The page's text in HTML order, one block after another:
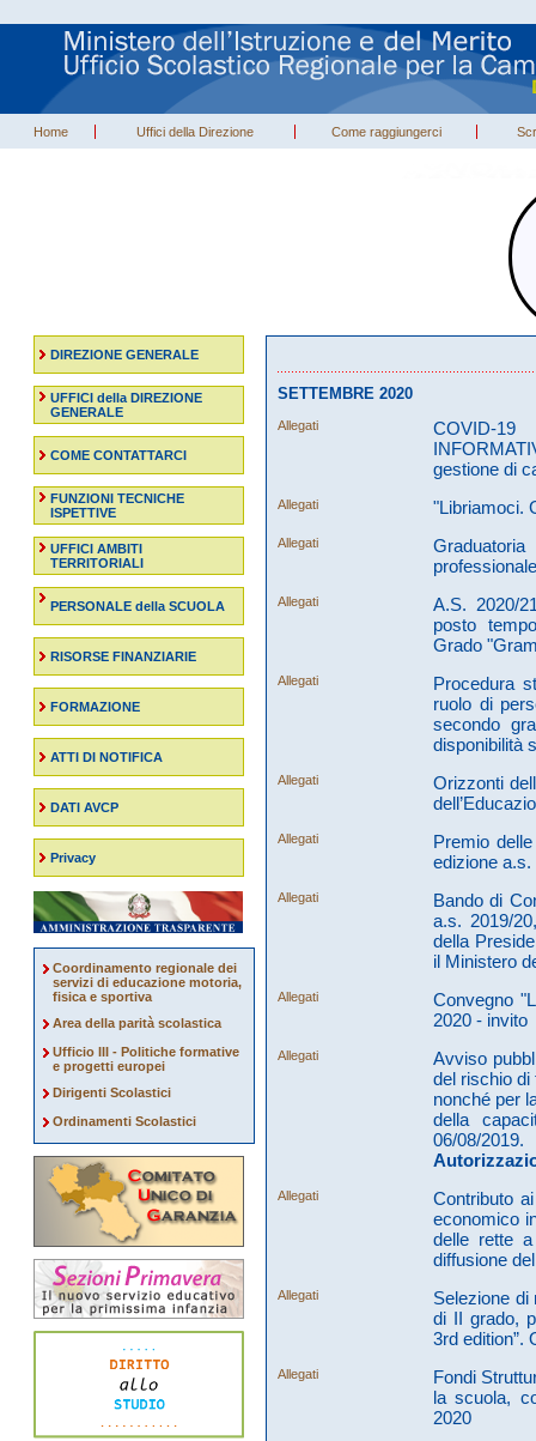
Home Uffici della Direzione Come raggiungerci
DIREZIONE GENERALE
UFFICI della DIREZIONE
GENERALE
COME CONTATTARCI
FUNZIONI TECNICHE
ISPETTIVE
UFFICI AMBITI
TERRITORIALI
PERSONALE della SCUOLA
RISORSE FINANZIARIE
FORMAZIONE
ATTI DI NOTIFICA
DATI AVCP
Privacy
Coordinamento regionale dei
servizi di educazione motoria,
fisica e sportiva
Area della parità scolastica
Ufficio III - Politiche formative
e progetti europei
Dirigenti Scolastici
Ordinamenti Scolastici
SETTEMBRE 2020
Allegati
COVID-
gestione di
Allegati "Libriamoci.
Allegati
Allegati
A.S. 2020/
posto
Grado
Allegati
Procedura
ruolo di
secondo
disponibilità
Allegati
Orizzonti
Allegati
Premio
edizione a.s.
Allegati
Bando di
a.s. 2019/
della
il Ministero
Allegati
Convegno
2020 - invito
Allegati
Avviso
del rischio di
nonché per
della
06/08/2019.
Allegati
Contributo
economico
delle rette
diffusione
Allegati
Selezione di
di II grado,
3rd edition”.
Allegati
Fondi
la scuola,
2020